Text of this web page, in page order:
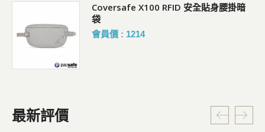
Coversafe X100 RFID 安全貼身腰掛暗
袋
會員價 : 1214
最新評價